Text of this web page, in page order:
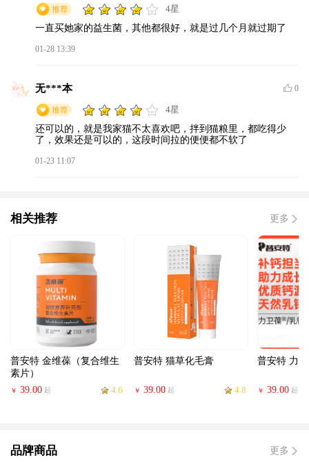
4星
一直买她家的益生菌，其他都很好，就是过几个月就过期了
01-28 13:39
无***本 0
4星
还可以的，就是我家猫不太喜欢吧，拌到猫粮里，都吃得少
了，效果还是可以的，这段时间拉的便便都不软了
01-23 11:07
相关推荐 更多
普安特 金维葆（复合维生
素片）
￥ 39.00 起 4.6
普安特 猫草化毛膏
￥ 39.00 起 4.8
普安特 力
￥ 39.00 起
品牌商品 更多